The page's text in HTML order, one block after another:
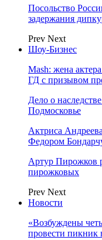
Посольство
задержания
Prev Next
Шоу-Бизнес
Mash: жена
ГД с призывом
Дело о
Подмосковье
Актриса
Федором
Артур Пирожков
пирожковых
Prev Next
Новости
«Возбуждены
провести пикник